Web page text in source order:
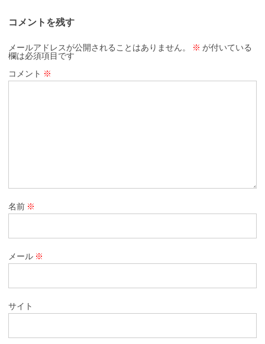
コメントを残す
メールアドレスが公開されることはありません。 ※ が付いている
欄は必須項目です
コメント ※
名前 ※
メール ※
サイト